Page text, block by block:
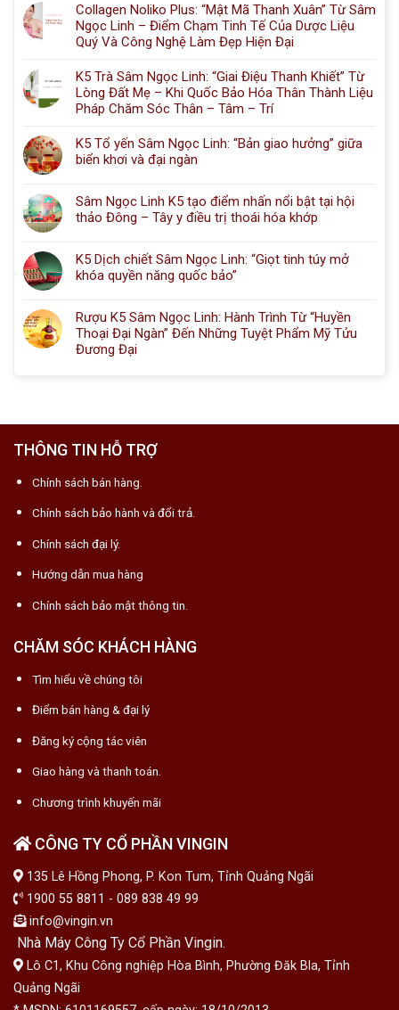
Collagen Noliko Plus: “Mật Mã Thanh Xuân” Từ Sâm
Ngọc Linh – Điểm Chạm Tinh Tế Của Dược Liệu
Quý Và Công Nghệ Làm Đẹp Hiện Đại
K5 Trà Sâm Ngọc Linh: “Giai Điệu Thanh Khiết” Từ
Lòng Đất Mẹ – Khi Quốc Bảo Hóa Thân Thành Liệu
Pháp Chăm Sóc Thân – Tâm – Trí
K5 Tổ yến Sâm Ngọc Linh: “Bản giao hưởng” giữa
biển khơi và đại ngàn
Sâm Ngọc Linh K5 tạo điểm nhấn nổi bật tại hội
thảo Đông – Tây y điều trị thoái hóa khớp
K5 Dịch chiết Sâm Ngọc Linh: “Giọt tinh túy mở
khóa quyền năng quốc bảo”
Rượu K5 Sâm Ngọc Linh: Hành Trình Từ “Huyền
Thoại Đại Ngàn” Đến Những Tuyệt Phẩm Mỹ Tửu
Đương Đại
THÔNG TIN HỖ TRỢ
Chính sách bán hàng.
Chính sách bảo hành và đổi trả.
Chính sách đại lý.
Hướng dẫn mua hàng
Chính sách bảo mật thông tin.
CHĂM SÓC KHÁCH HÀNG
Tìm hiểu về chúng tôi
Điểm bán hàng & đại lý
Đăng ký cộng tác viên
Giao hàng và thanh toán.
Chương trình khuyến mãi
CÔNG TY CỔ PHẦN VINGIN
135 Lê Hồng Phong, P. Kon Tum, Tỉnh Quảng Ngãi
1900 55 8811 - 089 838 49 99
info@vingin.vn
Nhà Máy Công Ty Cổ Phần Vingin.
Lô C1, Khu Công nghiệp Hòa Bình, Phường Đăk Bla, Tỉnh
Quảng Ngãi